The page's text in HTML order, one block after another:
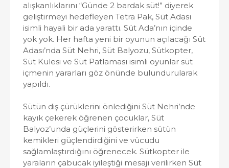
alışkanlıklarını “Günde 2 bardak süt!” diyerek
geliştirmeyi hedefleyen Tetra Pak, Süt Adası
isimli hayali bir ada yarattı. Süt Ada’nın içinde
yok yok. Her hafta yeni bir oyunun açılacağı Süt
Adası’nda Süt Nehri, Süt Balyozu, Sütkopter,
Süt Kulesi ve Süt Patlaması isimli oyunlar süt
içmenin yararları göz önünde bulundurularak
yapıldı.
Sütün diş çürüklerini önlediğini Süt Nehri’nde
kayık çekerek öğrenen çocuklar, Süt
Balyoz’unda güçlerini gösterirken sütün
kemikleri güçlendirdiğini ve vücudu
sağlamlaştırdığını öğrenecek. Sütkopter ile
yaraların çabucak iyileştiği mesajı verilirken Süt